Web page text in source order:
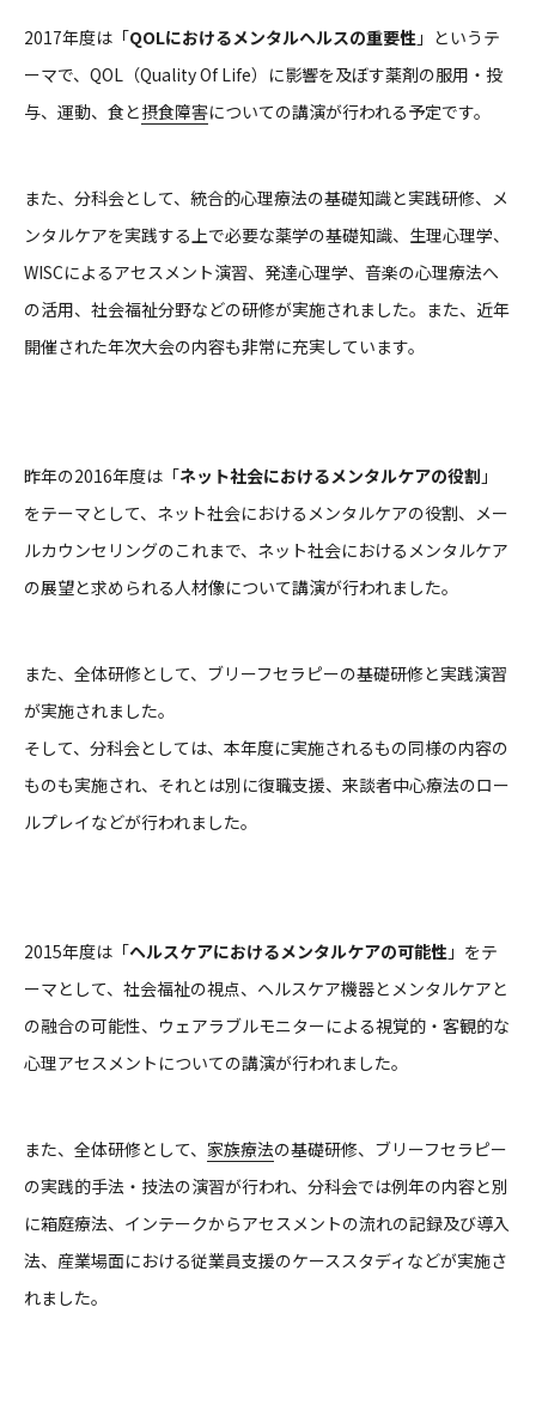
2017年度は「QOLにおけるメンタルヘルスの重要性 」というテ
ーマで、QOL（Quality Of Life）に影響を及ぼす薬剤の服用・投
与、運動、食と摂食障害についての講演が行われる予定です。
また、分科会として、統合的心理療法の基礎知識と実践研修、メ
ンタルケアを実践する上で必要な薬学の基礎知識、生理心理学、
WISCによるアセスメント演習、発達心理学、音楽の心理療法へ
の活用、社会福祉分野などの研修が実施されました。また、近年
開催された年次大会の内容も非常に充実しています。
昨年の2016年度は「ネット社会におけるメンタルケアの役割 」
をテーマとして、ネット社会におけるメンタルケアの役割、メー
ルカウンセリングのこれまで、ネット社会におけるメンタルケア
の展望と求められる人材像について講演が行われました。
また、全体研修として、ブリーフセラピーの基礎研修と実践演習
が実施されました。
そして、分科会としては、本年度に実施されるもの同様の内容の
ものも実施され、それとは別に復職支援、来談者中心療法のロー
ルプレイなどが行われました。
2015年度は「ヘルスケアにおけるメンタルケアの可能性 」をテ
ーマとして、社会福祉の視点、ヘルスケア機器とメンタルケアと
の融合の可能性、ウェアラブルモニターによる視覚的・客観的な
心理アセスメントについての講演が行われました。
また、全体研修として、 家族療法の基礎研修、ブリーフセラピー
の実践的手法・技法の演習が行われ、分科会では例年の内容と別
に箱庭療法、インテークからアセスメントの流れの記録及び導入
法、産業場面における従業員支援のケーススタディなどが実施さ
れました。